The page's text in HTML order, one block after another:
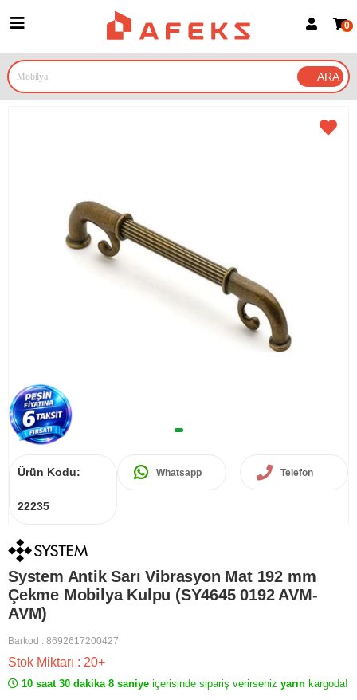
Google İle Bağlan
0
Ürün Kodu:
22235
Whatsapp Telefon
System Antik Sarı Vibrasyon Mat 192 mm
Çekme Mobilya Kulpu (SY4645 0192 AVM-
AVM)
Barkod : 8692617200427
Stok Miktarı : 20+
10 saat 30 dakika 8 saniye içerisinde sipariş verirseniz yarın kargoda!